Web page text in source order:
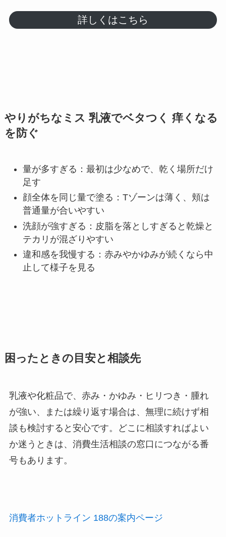
詳しくはこちら
やりがちなミス 乳液でベタつく 痒くなる
を防ぐ
量が多すぎる：最初は少なめで、乾く場所だけ
足す
顔全体を同じ量で塗る：Tゾーンは薄く、頬は
普通量が合いやすい
洗顔が強すぎる：皮脂を落としすぎると乾燥と
テカリが混ざりやすい
違和感を我慢する：赤みやかゆみが続くなら中
止して様子を見る
困ったときの目安と相談先
乳液や化粧品で、赤み・かゆみ・ヒリつき・腫れ
が強い、または繰り返す場合は、無理に続けず相
談も検討すると安心です。どこに相談すればよい
か迷うときは、消費生活相談の窓口につながる番
号もあります。
消費者ホットライン 188の案内ページ